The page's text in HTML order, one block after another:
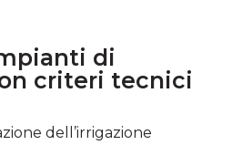
di
criteri tecnici
dell’irrigazione